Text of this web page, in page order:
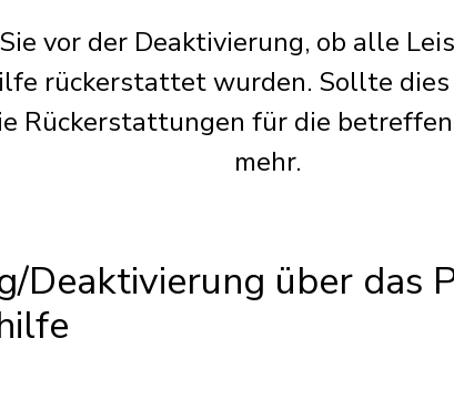
vor der Deaktivierung, ob alle
rückerstattet wurden. Sollte
Rückerstattungen für die
mehr.
Deaktivierung über das